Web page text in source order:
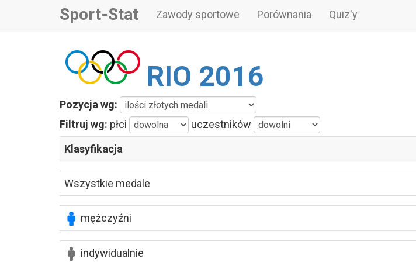
Sport-Stat Zawody sportowe Porównania Quiz'y
RIO 2016
Pozycja wg:
Filtruj wg: płci
uczestników
Klasyfikacja
Wszystkie medale
mężczyźni
indywidualnie